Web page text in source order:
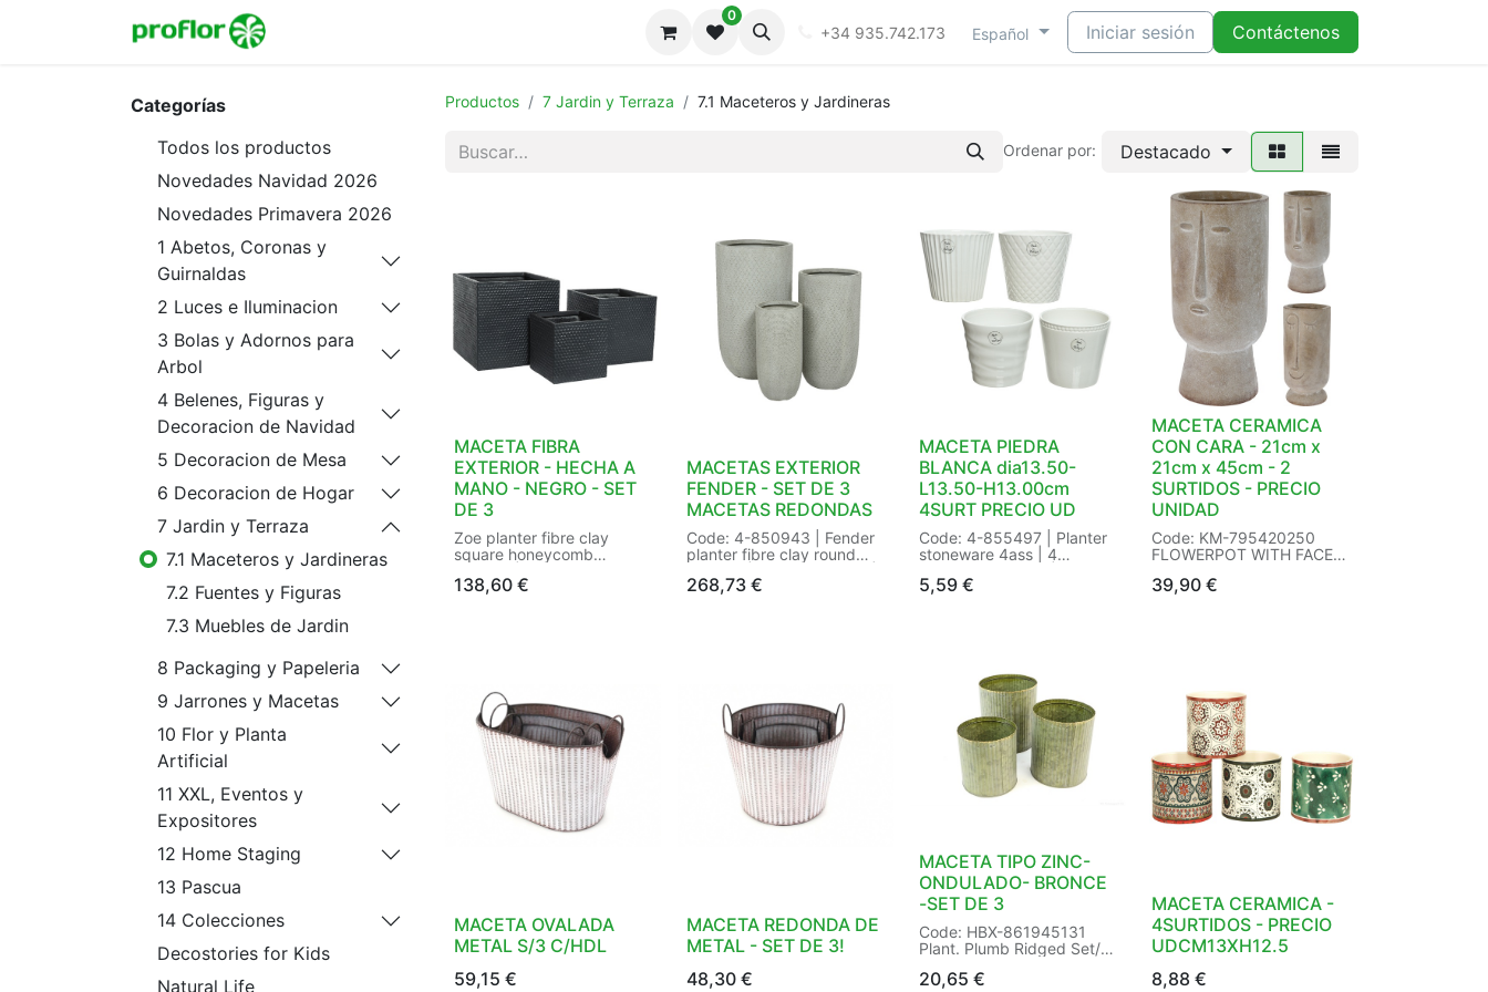
0
+34 935.742.173 Español Iniciar sesión Contáctenos
Categorías
Todos los productos
Novedades Navidad 2026
Novedades Primavera 2026
1 Abetos, Coronas y
Guirnaldas
2 Luces e Iluminacion
3 Bolas y Adornos para
Arbol
4 Belenes, Figuras y
Decoracion de Navidad
5 Decoracion de Mesa
6 Decoracion de Hogar
7 Jardin y Terraza
7.1 Maceteros y Jardineras
7.2 Fuentes y Figuras
7.3 Muebles de Jardin
8 Packaging y Papeleria
9 Jarrones y Macetas
10 Flor y Planta
Artificial
11 XXL, Eventos y
Expositores
12 Home Staging
13 Pascua
14 Colecciones
Decostories for Kids
Natural Life
Productos 7 Jardin y Terraza 7.1 Maceteros y Jardineras
Ordenar por: Destacado
MACETA FIBRA
EXTERIOR - HECHA A
MANO - NEGRO - SET
DE 3
Zoe planter fibre clay
square honeycomb
Finish:Honeycomb |
138,60 €
MACETAS EXTERIOR
FENDER - SET DE 3
MACETAS REDONDAS
Code: 4-850943 | Fender
planter fibre clay round
Indoor/outdoor:outdoor |
| Packaging: /4 in Set a 3 |
EAN: 0
268,73 €
MACETA PIEDRA
BLANCA dia13.50-
L13.50-H13.00cm
4SURT PRECIO UD
Code: 4-855497 | Planter
stoneware 4ass | 4
Marketing tag:bestseller |
8718533868517
5,59 €
MACETA CERAMICA
CON CARA - 21cm x
21cm x 45cm - 2
SURTIDOS - PRECIO
UNIDAD
Code: KM-795420250
FLOWERPOT WITH FACE,
Size: 21cm x 21cm x 45cm
39,90 €
MACETA OVALADA
METAL S/3 C/HDL
59,15 €
MACETA REDONDA DE
METAL - SET DE 3!
48,30 €
MACETA TIPO ZINC-
ONDULADO- BRONCE
-SET DE 3
Code: HBX-861945131
Plant. Plumb Ridged Set/3
Packaging: 3 X 8
20,65 €
MACETA CERAMICA -
4SURTIDOS - PRECIO
UDCM13XH12.5
8,88 €